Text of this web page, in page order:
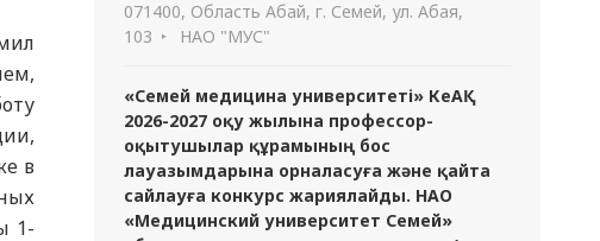
в
1-
071400, Область Абай, г. Семей, ул. Абая,
103
НАО "МУС"
«Семей медицина университеті» КеАҚ
2026-2027 оқу жылына профессор-
оқытушылар құрамының бос
лауазымдарына орналасуға және қайта
сайлауға конкурс жариялайды. НАО
«Медицинский университет Семей»